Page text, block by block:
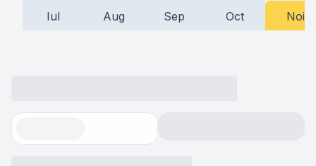
Iul Aug Sep Oct
Noi